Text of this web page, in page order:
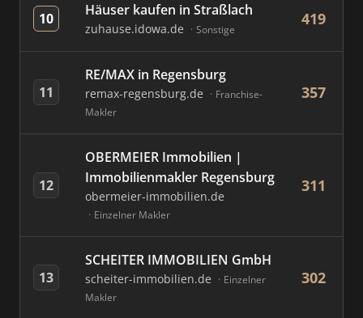
10 Häuser kaufen in Straßlach
zuhause.idowa.de Sonstige
419
11
RE/MAX in Regensburg
remax-regensburg.de
Franchise-
Makler
357
12
OBERMEIER Immobilien |
Immobilienmakler Regensburg
obermeier-immobilien.de
Einzelner Makler
311
13
SCHEITER IMMOBILIEN GmbH
scheiter-immobilien.de
Einzelner
Makler
302